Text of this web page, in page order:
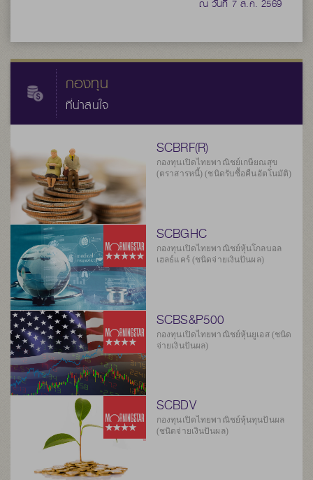
ณ วันที่ 7 ส.ค. 2569
กองทุน
ที่น่าสนใจ
SCBRF(R)
กองทุนเปิดไทยพาณิชย์เกษียณสุข
(ตราสารหนี้) (ชนิดรับซื้อคืนอัตโนมัติ)
SCBGHC
กองทุนเปิดไทยพาณิชย์หุ้นโกลบอล
เฮลธ์แคร์ (ชนิดจ่ายเงินปันผล)
SCBS&P500
กองทุนเปิดไทยพาณิชย์หุ้นยูเอส (ชนิด
จ่ายเงินปันผล)
SCBDV
กองทุนเปิดไทยพาณิชย์หุ้นทุนปันผล
(ชนิดจ่ายเงินปันผล)